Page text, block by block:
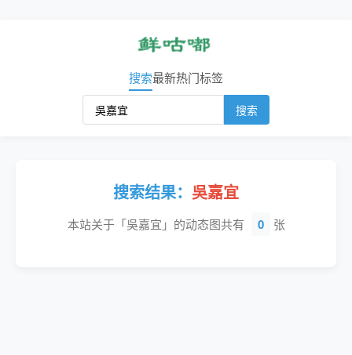
搜索最新热门标签
搜索
搜索结果： 吳嘉宜
本站关于「吳嘉宜」的动态图共有 0 张